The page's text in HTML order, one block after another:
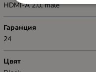
HDMI-A 2.0, male
Гаранция
24
Цвят